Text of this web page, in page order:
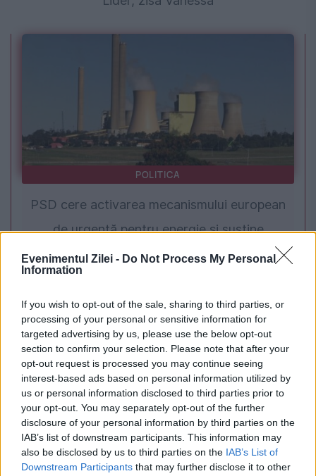
Evenimentul Zilei - Do Not Process My Personal
Information
If you wish to opt-out of the sale, sharing to third parties, or
processing of your personal or sensitive information for
targeted advertising by us, please use the below opt-out
section to confirm your selection. Please note that after your
opt-out request is processed you may continue seeing
interest-based ads based on personal information utilized by
us or personal information disclosed to third parties prior to
your opt-out. You may separately opt-out of the further
disclosure of your personal information by third parties on the
IAB’s list of downstream participants. This information may
also be disclosed by us to third parties on the IAB’s List of
Downstream Participants that may further disclose it to other
POLITICA
PSD cere activarea mecanismului european
de urgență pentru energie și susține
menținerea centralelor pe cărbune. Critici la
SOCIAL